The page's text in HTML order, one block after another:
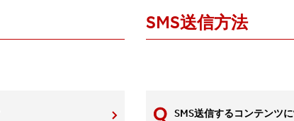
SMS送信方法
SMS送信するコンテンツ